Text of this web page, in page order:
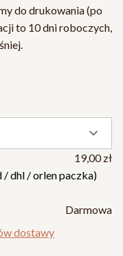
do drukowania (po
to 10 dni roboczych,
19,00 zł
dhl / orlen paczka)
Darmowa
dostawy